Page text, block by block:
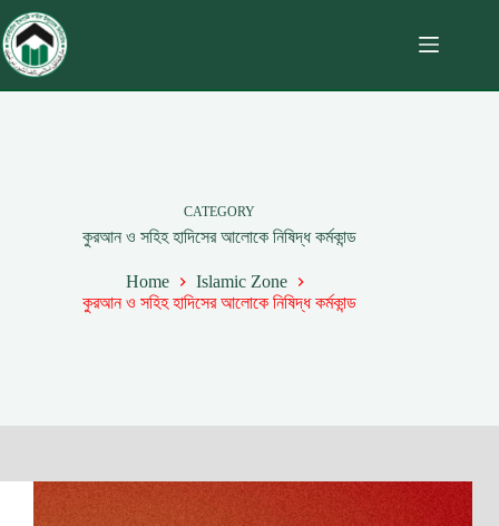
CATEGORY
কুরআন ও সহিহ হাদিসের আলোকে নিষিদ্ধ কর্মকান্ড
Home
Islamic Zone
কুরআন ও সহিহ হাদিসের আলোকে নিষিদ্ধ কর্মকান্ড